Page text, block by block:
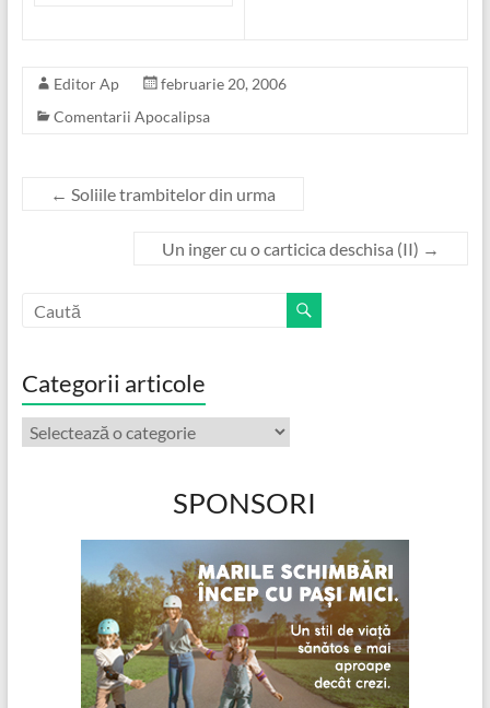
Editor Ap
februarie 20, 2006
Comentarii Apocalipsa
← Soliile trambitelor din urma
Un inger cu o carticica deschisa (II) →
Categorii articole
Categorii
articole
SPONSORI